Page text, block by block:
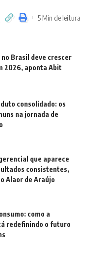
5 Min de leitura
Brasil deve crescer
2026, aponta Abit
consolidado: os
na jornada de
que aparece
consistentes,
Alaor de Araújo
como a
redefinindo o futuro